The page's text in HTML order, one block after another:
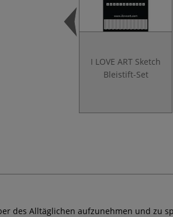
I LOVE ART Sketch
Bleistift-Set
des Alltäglichen aufzunehmen und zu